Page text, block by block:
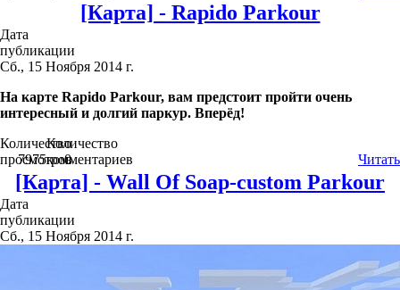
[Карта] - Rapido Parkour
Дата
публикации
Сб., 15 Ноября 2014 г.
На карте Rapido Parkour, вам предстоит пройти очень
интересный и долгий паркур. Вперёд!
Количество
просмотров
7975
Количество
комментариев
0 Читать
[Карта] - Wall Of Soap-custom Parkour
Дата
публикации
Сб., 15 Ноября 2014 г.